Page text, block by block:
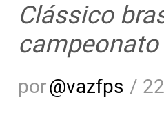
Clássico
campeonato
por@vazfps /